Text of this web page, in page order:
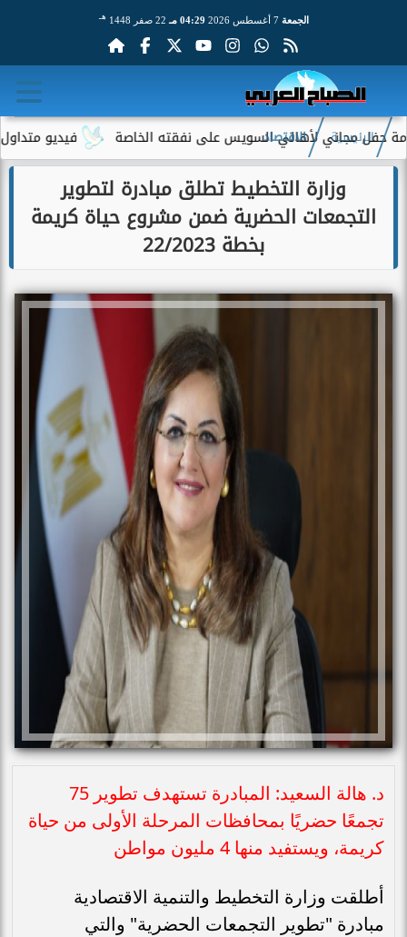
الجمعة 7 أغسطس 2026 04:29 مـ 22 صفر 1448 هـ
فيديو متداول لسيدة لأهالي السويس على نفقته الخاصة
الرئيسية الاقتصاد
وزارة التخطيط تطلق مبادرة لتطوير
التجمعات الحضرية ضمن مشروع حياة كريمة
بخطة 22/2023
د. هالة السعيد: المبادرة تستهدف تطوير 75
تجمعًا حضريًا بمحافظات المرحلة الأولى من حياة
كريمة، ويستفيد منها 4 مليون مواطن
أطلقت وزارة التخطيط والتنمية الاقتصادية
مبادرة "تطوير التجمعات الحضرية" والتي